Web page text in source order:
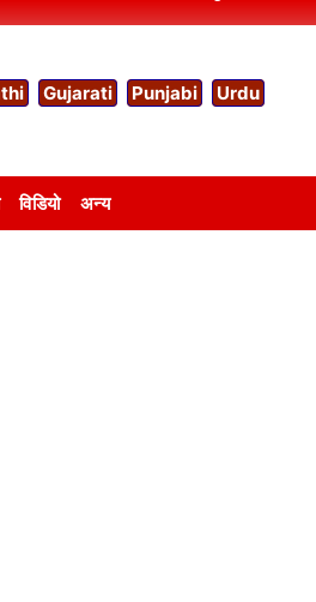
Gujarati Punjabi Urdu
विडियो अन्य